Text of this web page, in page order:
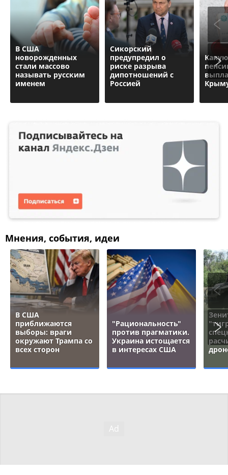
В США
новорожденных
стали массово
называть русским
именем
Сикорский
предупредил о
риске разрыва
дипотношений с
Россией
Мнения, события, идеи
В США
приближаются
выборы: враги
окружают Трампа со
всех сторон
"Рациональность"
против прагматики.
Украина истощается
в интересах США